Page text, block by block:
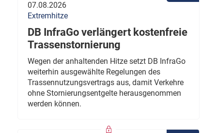
07.08.2026
Extremhitze
DB InfraGo verlängert kostenfreie
Trassenstornierung
Wegen der anhaltenden Hitze setzt DB InfraGo
weiterhin ausgewählte Regelungen des
Trassennutzungsvertrags aus, damit Verkehre
ohne Stornierungsentgelte herausgenommen
werden können.